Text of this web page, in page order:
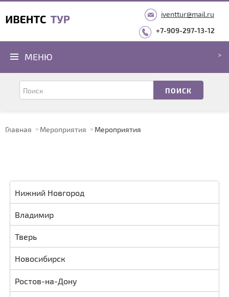
iventtur@mail.ru
+7-909-297-13-12
МЕНЮ
Главная Мероприятия Мероприятия
Нижний Новгород
Владимир
Тверь
Новосибирск
Ростов-на-Дону